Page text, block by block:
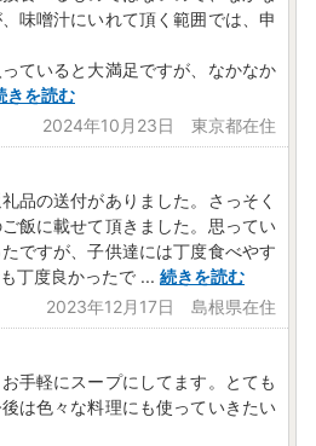
味噌汁にいれて頂く範囲では、申
ていると大満足ですが、なかなか
きを読む
2024年10月23日 東京都在住
品の送付がありました。さっそく
飯に載せて頂きました。思ってい
ですが、子供達には丁度食べやす
丁度良かったで ... 続きを読む
2023年12月17日 島根県在住
手軽にスープにしてます。とても
は色々な料理にも使っていきたい